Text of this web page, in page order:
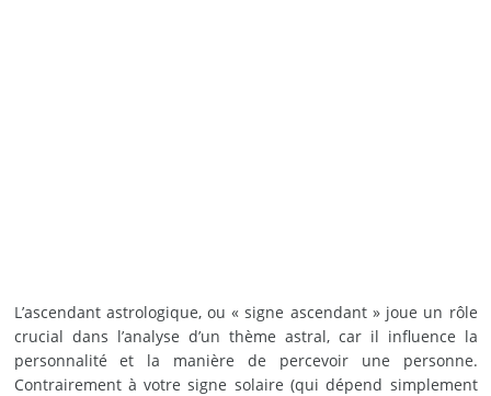
L’ascendant astrologique, ou « signe ascendant » joue un rôle
crucial dans l’analyse d’un thème astral, car il influence la
personnalité et la manière de percevoir une personne.
Contrairement à votre signe solaire (qui dépend simplement